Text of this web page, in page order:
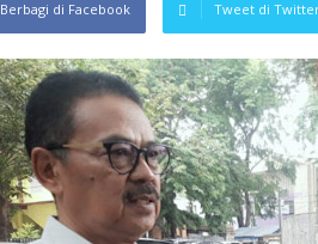
Berbagi di Facebook Tweet di